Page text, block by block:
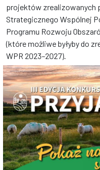
projektów zrealizowanych
Strategicznego Wspólnej
Programu Rozwoju
(które możliwe byłyby do
WPR 2023–2027).